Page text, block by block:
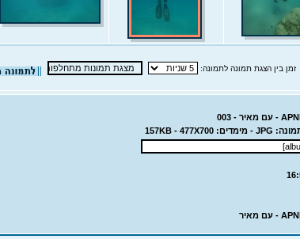
זמן בין הצגת תמונה לתמונה: